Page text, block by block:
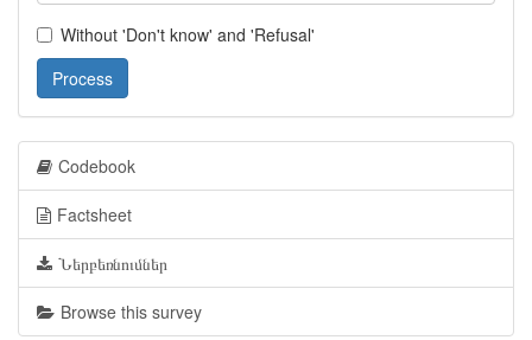
Without 'Don't know' and 'Refusal'
Process
Codebook
Factsheet
Ներբեռնումներ
Browse this survey